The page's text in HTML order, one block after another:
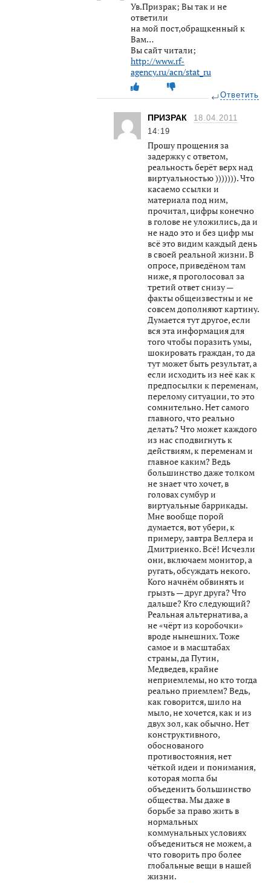
Ув.Призрак; Вы так и не
ответили
на мой пост,обращкенный к
Вам…
Вы сайт читали;
http://www.rf-
agency.ru/acn/stat_ru
Ответить
ПРИЗРАК
18.04.2011
14:19
Прошу прощения за
задержку с ответом,
реальность берёт верх над
виртуальностью ))))))). Что
касаемо ссылки и
материала под ним,
прочитал, цифры конечно
в голове не уложились, да и
не надо это и без цифр мы
всё это видим каждый день
в своей реальной жизни. В
опросе, приведёном там
ниже, я проголосовал за
третий ответ снизу —
факты общеизвестны и не
совсем дополняют картину.
Думается тут другое, если
вся эта информация для
того чтобы поразить умы,
шокировать граждан, то да
тут может быть результат, а
если исходить из неё как к
предпосылки к переменам,
перелому ситуации, то это
сомнительно. Нет самого
главного, что реально
делать? Что может каждого
из нас сподвигнуть к
действиям, к переменам и
главное каким? Ведь
большинство даже толком
не знает что хочет, в
головах сумбур и
виртуальные баррикады.
Мне вообще порой
думается, вот убери, к
примеру, завтра Веллера и
Дмитриенко. Всё! Исчезли
они, включаем монитор, а
ругать, обсуждать некого.
Кого начнём обвинять и
грызть — друг друга? Что
дальше? Кто следующий?
Реальная альтернатива, а
не «чёрт из коробочки»
вроде нынешних. Тоже
самое и в масштабах
страны, да Путин,
Медведев, крайне
неприемлемы, но кто тогда
реально приемлем? Ведь,
как говорится, шило на
мыло, не хочется, как и из
двух зол, как обычно. Нет
конструктивного,
обоснованого
противостояния, нет
чёткой идеи и понимания,
которая могла бы
объеденить большинство
общества. Мы даже в
борьбе за право жить в
нормальных
коммунальных условиях
объедениться не можем, а
что говорить про более
глобальные вещи в нашей
жизни.